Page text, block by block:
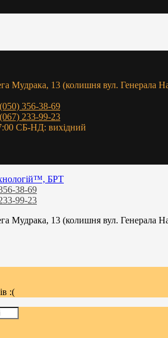
Мудрака, 13 (колишня вул. Генерала
356-38-69
233-99-23
СБ-НД: вихідний
38-69
99-23
Мудрака, 13 (колишня вул. Генерала
:(